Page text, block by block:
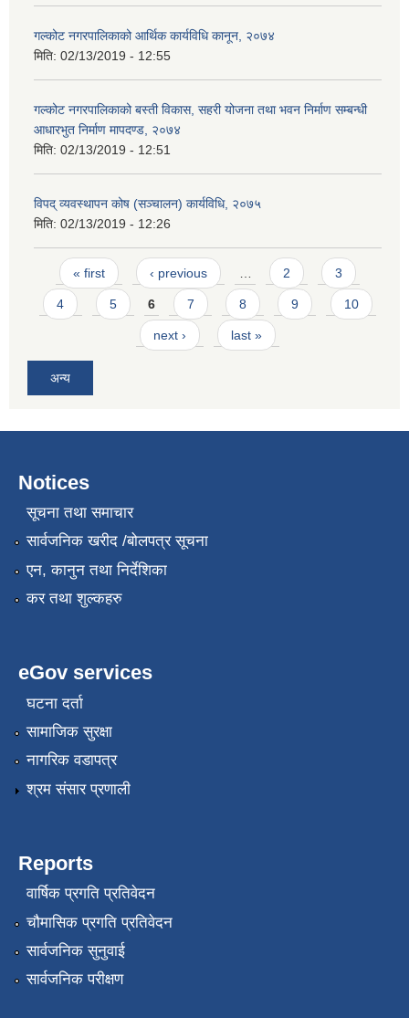
गल्कोट नगरपालिकाको आर्थिक कार्यविधि कानून, २०७४
मिति: 02/13/2019 - 12:55
गल्कोट नगरपालिकाको बस्ती विकास, सहरी योजना तथा भवन निर्माण सम्बन्धी
आधारभुत निर्माण मापदण्ड, २०७४
मिति: 02/13/2019 - 12:51
विपद् व्यवस्थापन कोष (सञ्चालन) कार्यविधि, २०७५
मिति: 02/13/2019 - 12:26
Pages
« first ‹ previous 2 3
4 5 6 7 8 9 10
next › last »
अन्य
Notices
सूचना तथा समाचार
सार्वजनिक खरीद /बोलपत्र सूचना
एन, कानुन तथा निर्देशिका
कर तथा शुल्कहरु
eGov services
घटना दर्ता
सामाजिक सुरक्षा
नागरिक वडापत्र
श्रम संसार प्रणाली
Reports
वार्षिक प्रगति प्रतिवेदन
चौमासिक प्रगति प्रतिवेदन
सार्वजनिक सुनुवाई
सार्वजनिक परीक्षण